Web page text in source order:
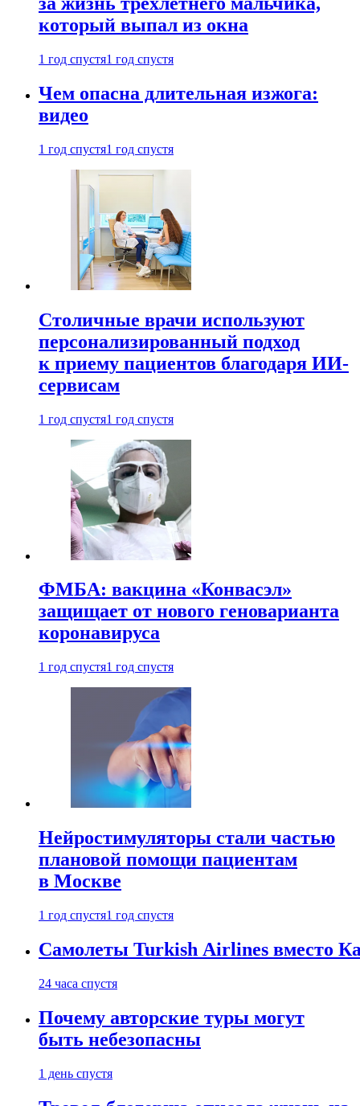
который выпал из окна
1 год спустя1 год спустя
Чем опасна длительная изжога:
видео
1 год спустя1 год спустя
Столичные врачи используют
персонализированный подход
к приему пациентов благодаря ИИ-
сервисам
1 год спустя1 год спустя
ФМБА: вакцина «Конвасэл»
защищает от нового геноварианта
коронавируса
1 год спустя1 год спустя
Нейростимуляторы стали частью
плановой помощи пациентам
в Москве
1 год спустя1 год спустя
Самолеты Turkish Airlines вместо
24 часа спустя
Почему авторские туры могут
быть небезопасны
1 день спустя